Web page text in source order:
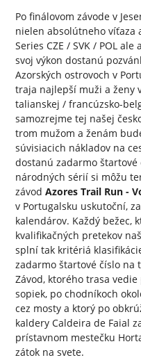
Po finálovom závode v
nielen absolútneho víťaza
Series CZE / SVK / POL
svoj výkon dostanú
Azorských ostrovoch v
traja najlepší muži a ženy
talianskej / francúzsko-
samozrejme tej našej
trom mužom a ženám
súvisiacich nákladov na
dostanú zadarmo
národných sérií si môžu
závod Azores Trail Run -
v Portugalsku uskutoční,
kalendárov. Každý bežec,
kvalifikačných pretekov
splní tak kritériá
zadarmo štartové číslo na
Závod, ktorého trasa
sopiek, po chodníkoch
cez mosty a ktorý po
kaldery Caldeira de Faial
prístavnom mestečku
zátok na svete.